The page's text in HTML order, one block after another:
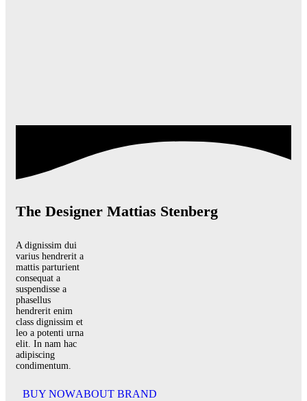
The Designer Mattias Stenberg
A dignissim dui
varius hendrerit a
mattis parturient
consequat a
suspendisse a
phasellus
hendrerit enim
class dignissim et
leo a potenti urna
elit. In nam hac
adipiscing
condimentum.
BUY NOWABOUT BRAND